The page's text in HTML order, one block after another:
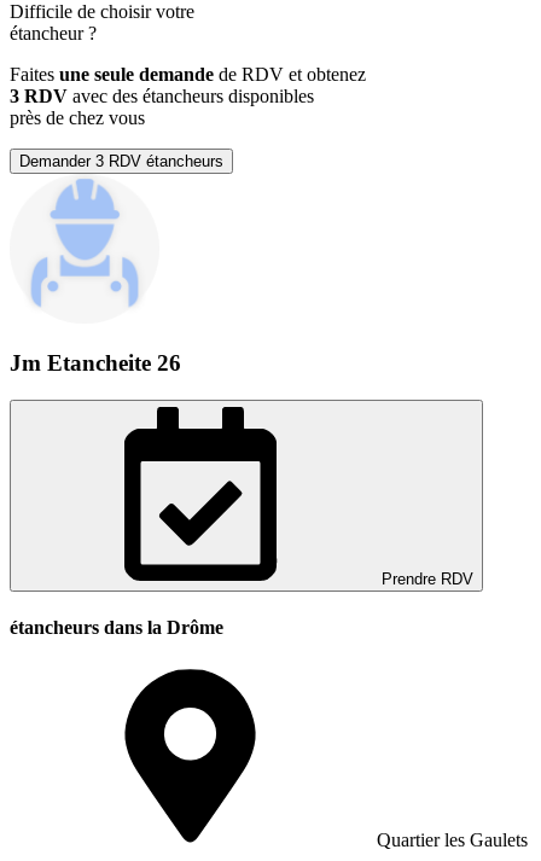
Difficile de choisir votre
étancheur?
Faites une seule demande de RDV et obtenez
3 RDV avec des étancheurs disponibles
près de chez vous
Demander 3 RDV étancheurs
Jm Etancheite 26
Prendre RDV
étancheurs dans la Drôme
Quartier les Gaulets